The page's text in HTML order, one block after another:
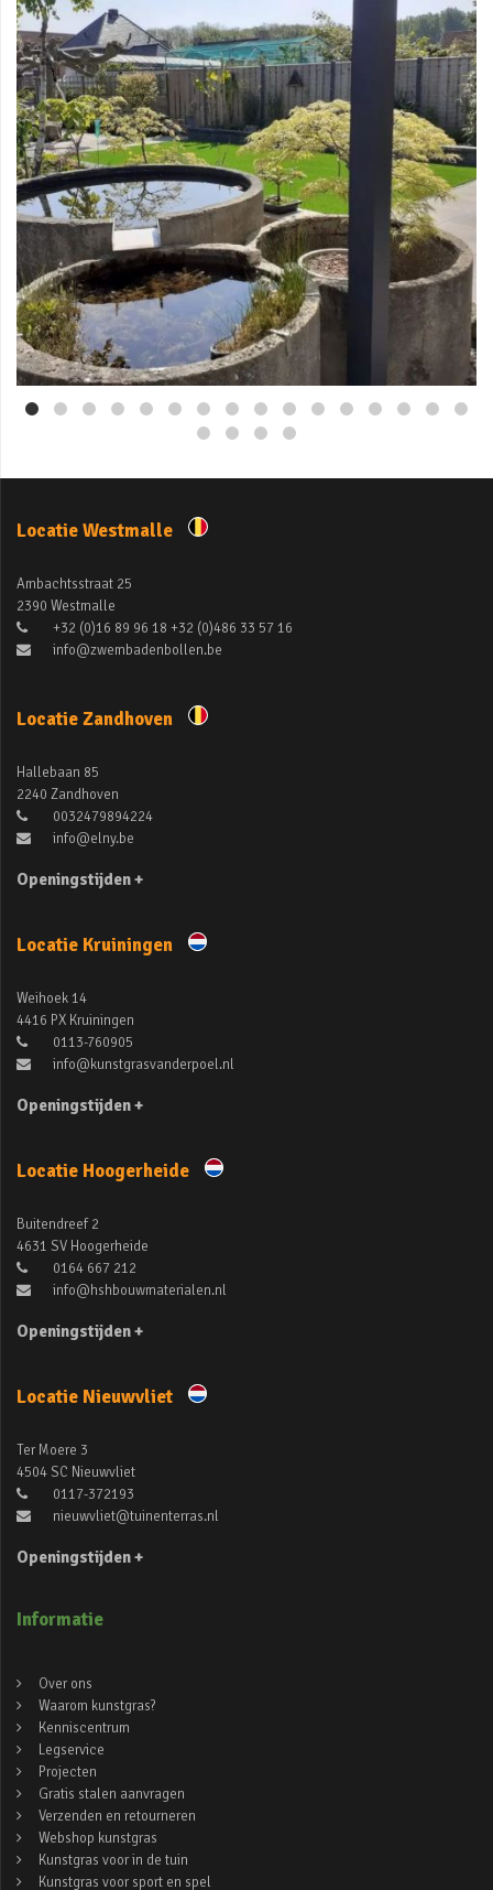
Mei 3
Locatie Westmalle
Ambachtsstraat 25
2390 Westmalle
+32 (0)16 89 96 18 +32 (0)486 33 57 16
info@zwembadenbollen.be
Locatie Zandhoven
Hallebaan 85
2240 Zandhoven
0032479894224
info@elny.be
Openingstijden +
Locatie Kruiningen
Weihoek 14
4416 PX Kruiningen
0113-760905
info@kunstgrasvanderpoel.nl
Openingstijden +
Locatie Hoogerheide
Buitendreef 2
4631 SV Hoogerheide
0164 667 212
info@hshbouwmaterialen.nl
Openingstijden +
Locatie Nieuwvliet
Ter Moere 3
4504 SC Nieuwvliet
0117-372193
nieuwvliet@tuinenterras.nl
Openingstijden +
Informatie
Over ons
Waarom kunstgras?
Kenniscentrum
Legservice
Projecten
Gratis stalen aanvragen
Verzenden en retourneren
Webshop kunstgras
Kunstgras voor in de tuin
Kunstgras voor sport en spel